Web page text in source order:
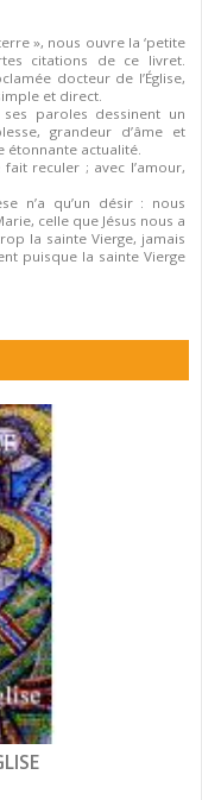
», nous ouvre la ‘petite
citations de ce livret.
docteur de l’Église,
et direct.
paroles dessinent un
grandeur d’âme et
étonnante actualité.
reculer ; avec l’amour,
n’a qu’un désir : nous
celle que Jésus nous a
la sainte Vierge, jamais
puisque la sainte Vierge